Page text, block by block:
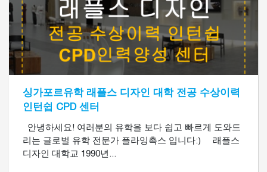
싱가포르유학 래플스 디자인 대학 전공 수상이력
인턴쉽 CPD 센터
안녕하세요! 여러분의 유학을 보다 쉽고 빠르게 도와드
리는 글로벌 유학 전문가 플라잉촉스 입니다:) 래플스
디자인 대학교 1990년...